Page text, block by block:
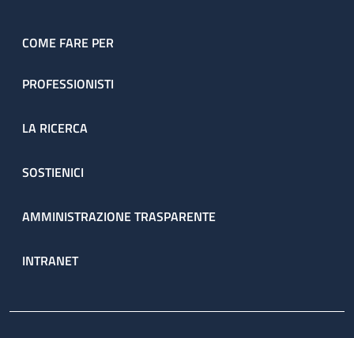
COME FARE PER
PROFESSIONISTI
LA RICERCA
SOSTIENICI
AMMINISTRAZIONE TRASPARENTE
INTRANET